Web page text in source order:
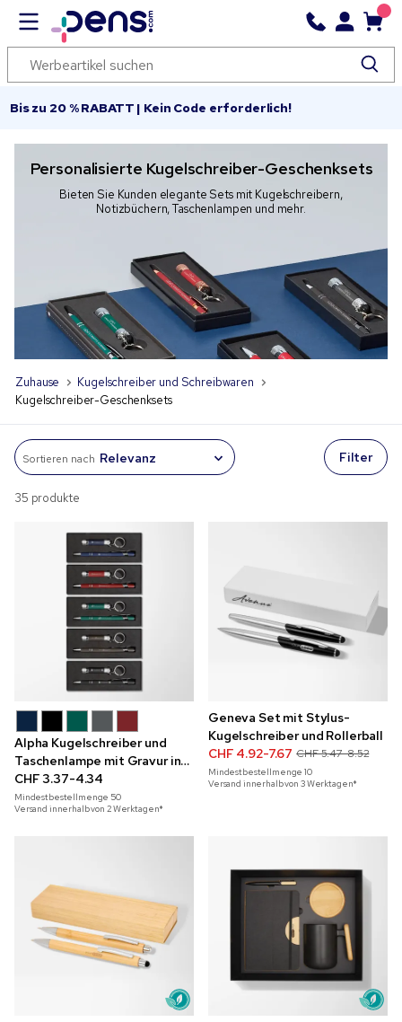
Bis zu 20 % RABATT | Kein Code erforderlich!
Personalisierte Kugelschreiber-Geschenksets
Bieten Sie Kunden elegante Sets mit Kugelschreibern,
Notizbüchern, Taschenlampen und mehr.
Zuhause
Kugelschreiber und Schreibwaren
Kugelschreiber-Geschenksets
Sortieren nach Filter
35 produkte
Alpha Kugelschreiber und
Taschenlampe mit Gravur in
Geschenkbox mit
Sichtfenster
CHF 3.37-4.34
Mindestbestellmenge 50
Versand innerhalb von 2 Werktagen*
Geneva Set mit Stylus-
Kugelschreiber und Rollerball
CHF 4.92-7.67 CHF 5.47-8.52
Mindestbestellmenge10
Versand innerhalb von 3 Werktagen*